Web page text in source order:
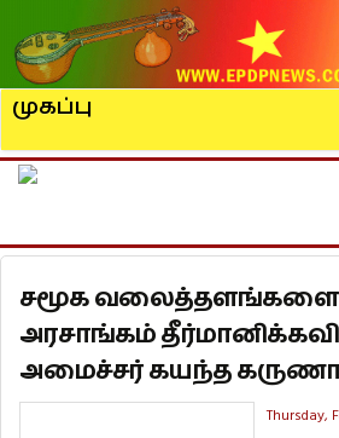
முகப்பு
சமூக
அரசாங்கம்
அமைச்சர் கயந்த
Thursday,